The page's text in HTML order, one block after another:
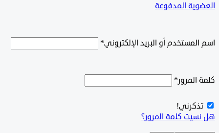
المدفوعة
أو البريد الإلكتروني*
*
كلمة المرور؟